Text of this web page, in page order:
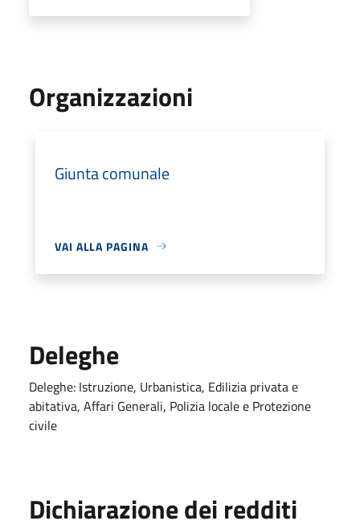
Organizzazioni
Giunta comunale
VAI ALLA PAGINA
Deleghe
Deleghe: Istruzione, Urbanistica, Edilizia privata e
abitativa, Affari Generali, Polizia locale e Protezione
civile
Dichiarazione dei redditi